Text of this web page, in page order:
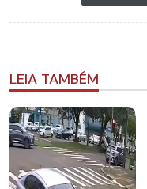
LEIA TAMBÉM